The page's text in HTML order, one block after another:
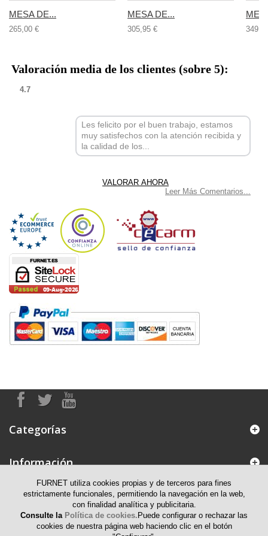
MESA DE...
265,00 €
MESA DE...
305,95 €
Valoración media de los clientes (sobre 5):
4.7
Les felicito por el buen trabajo, estamos
muy satisfechos con la atención recibida y
la calidad de los...
Leer Más Comentarios...
Categorías
Información
Mi cuenta
Información de contacto
FURNET utiliza cookies propias y de terceros para fines
estrictamente funcionales, permitiendo la navegación en la web,
con finalidad analítica y publicitaria.
Consulte la Política de cookies. Puede configurar o rechazar las
cookies de nuestra página web haciendo clic en el botón